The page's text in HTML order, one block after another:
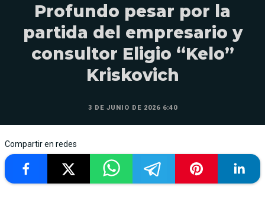
Profundo pesar por la
partida del empresario y
consultor Eligio “Kelo”
Kriskovich
3 DE JUNIO DE 2026 6:40
Compartir en redes